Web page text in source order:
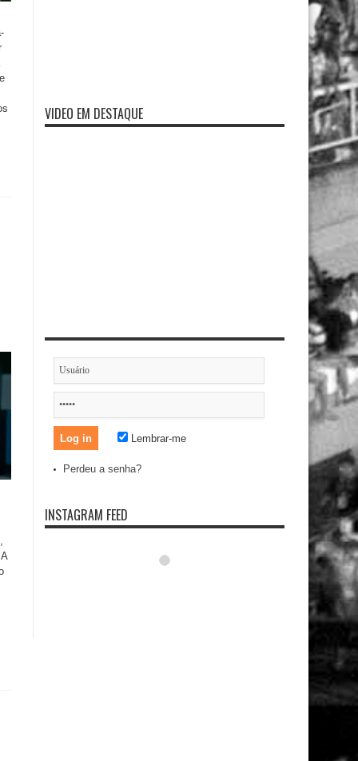
VIDEO EM DESTAQUE
Lembrar-me
Perdeu a senha?
INSTAGRAM FEED